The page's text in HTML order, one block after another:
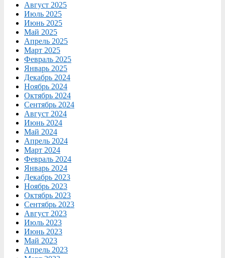
Август 2025
Июль 2025
Июнь 2025
Май 2025
Апрель 2025
Март 2025
Февраль 2025
Январь 2025
Декабрь 2024
Ноябрь 2024
Октябрь 2024
Сентябрь 2024
Август 2024
Июнь 2024
Май 2024
Апрель 2024
Март 2024
Февраль 2024
Январь 2024
Декабрь 2023
Ноябрь 2023
Октябрь 2023
Сентябрь 2023
Август 2023
Июль 2023
Июнь 2023
Май 2023
Апрель 2023